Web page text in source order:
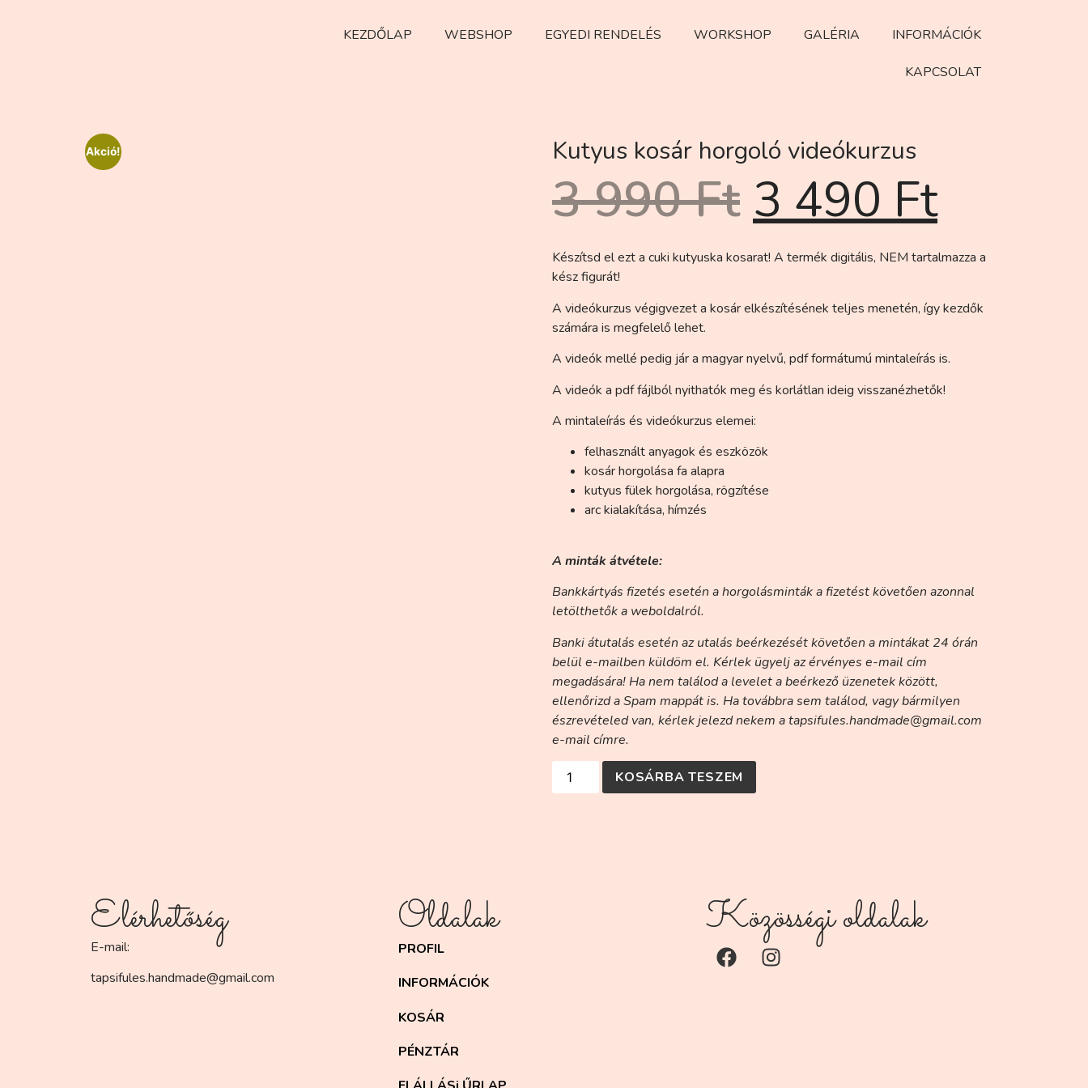
KEZDŐLAP WEBSHOP EGYEDI RENDELÉS WORKSHOP GALÉRIA INFORMÁCIÓK
KAPCSOLAT
Akció! Kutyus kosár horgoló videókurzus
3 990Ft3 490Ft
Készítsd el ezt a cuki kutyuska kosarat! A termék digitális, NEM tartalmazza a
kész figurát!
A videókurzus végigvezet a kosár elkészítésének teljes menetén, így kezdők
számára is megfelelő lehet.
A videók mellé pedig jár a magyar nyelvű, pdf formátumú mintaleírás is.
A videók a pdf fájlból nyithatók meg és korlátlan ideig visszanézhetők!
A mintaleírás és videókurzus elemei:
felhasznált anyagok és eszközök
kosár horgolása fa alapra
kutyus fülek horgolása, rögzítése
arc kialakítása, hímzés
A minták átvétele:
Bankkártyás fizetés esetén a horgolásminták a fizetést követően azonnal
letölthetők a weboldalról.
Banki átutalás esetén az utalás beérkezését követően a mintákat 24 órán
belül e-mailben küldöm el. Kérlek ügyelj az érvényes e-mail cím
megadására! Ha nem találod a levelet a beérkező üzenetek között,
ellenőrizd a Spam mappát is. Ha továbbra sem találod, vagy bármilyen
észrevételed van, kérlek jelezd nekem a tapsifules.handmade@gmail.com
e-mail címre.
KOSÁRBA TESZEM
Elérhetőség
E-mail:
tapsifules.handmade@gmail.com
Oldalak
PROFIL
INFORMÁCIÓK
KOSÁR
PÉNZTÁR
Közösségi oldalak